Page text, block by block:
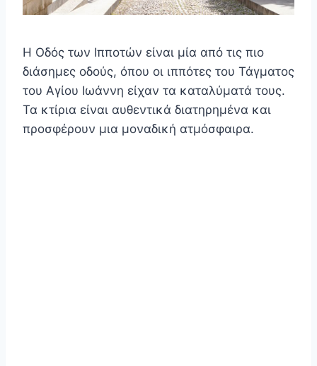
Η Οδός των Ιπποτών είναι μία από τις πιο
διάσημες οδούς, όπου οι ιππότες του Τάγματος
του Αγίου Ιωάννη είχαν τα καταλύματά τους.
Τα κτίρια είναι αυθεντικά διατηρημένα και
προσφέρουν μια μοναδική ατμόσφαιρα.